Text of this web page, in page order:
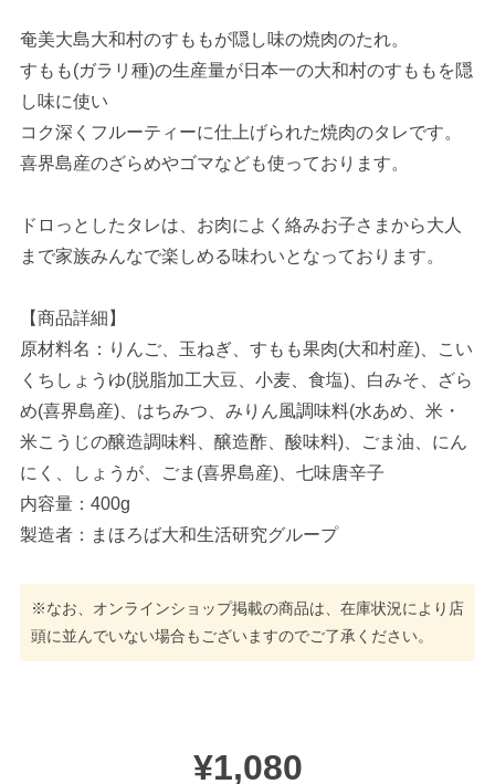
奄美大島大和村のすももが隠し味の焼肉のたれ。
すもも(ガラリ種)の生産量が日本一の大和村のすももを隠
し味に使い
コク深くフルーティーに仕上げられた焼肉のタレです。
喜界島産のざらめやゴマなども使っております。
ドロっとしたタレは、お肉によく絡みお子さまから大人
まで家族みんなで楽しめる味わいとなっております。
【商品詳細】
原材料名：りんご、玉ねぎ、すもも果肉(大和村産)、こい
くちしょうゆ(脱脂加工大豆、小麦、食塩)、白みそ、ざら
め(喜界島産)、はちみつ、みりん風調味料(水あめ、米・
米こうじの醸造調味料、醸造酢、酸味料)、ごま油、にん
にく、しょうが、ごま(喜界島産)、七味唐辛子
内容量：400g
製造者：まほろば大和生活研究グループ
※なお、オンラインショップ掲載の商品は、在庫状況により店
頭に並んでいない場合もございますのでご了承ください。
¥1,080